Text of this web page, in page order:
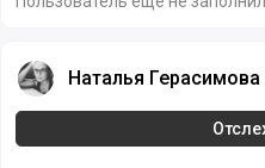
Наталья Герасимова
Наталья Герасимова